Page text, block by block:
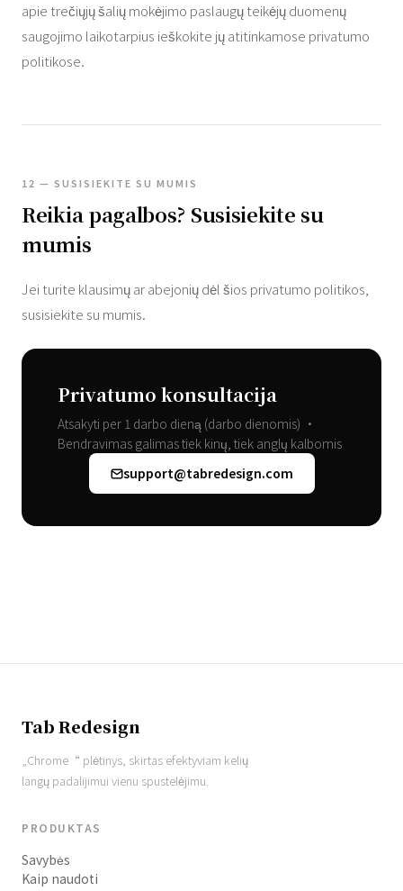
apie trečiųjų šalių mokėjimo paslaugų teikėjų duomenų
saugojimo laikotarpius ieškokite jų atitinkamose privatumo
politikose.
12 — SUSISIEKITE SU MUMIS
Reikia pagalbos? Susisiekite su
mumis
Jei turite klausimų ar abejonių dėl šios privatumo politikos,
susisiekite su mumis.
Privatumo konsultacija
Atsakyti per 1 darbo dieną (darbo dienomis) •
Bendravimas galimas tiek kinų, tiek anglų kalbomis
support@tabredesign.com
Tab Redesign
„Chrome“ plėtinys, skirtas efektyviam kelių
langų padalijimui vienu spustelėjimu.
PRODUKTAS
Savybės
Kaip naudoti